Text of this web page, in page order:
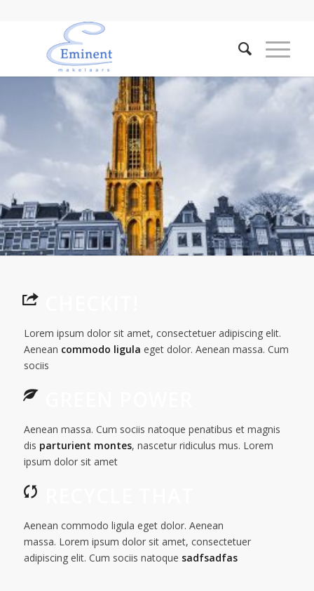
Lorem ipsum dolor sit amet, consectetuer adipiscing elit.
Aenean commodo ligula eget dolor. Aenean massa. Cum
sociis
Aenean massa. Cum sociis natoque penatibus et magnis
dis parturient montes, nascetur ridiculus mus. Lorem
ipsum dolor sit amet
Aenean commodo ligula eget dolor. Aenean
massa. Lorem ipsum dolor sit amet, consectetuer
adipiscing elit. Cum sociis natoque sadfsadfas